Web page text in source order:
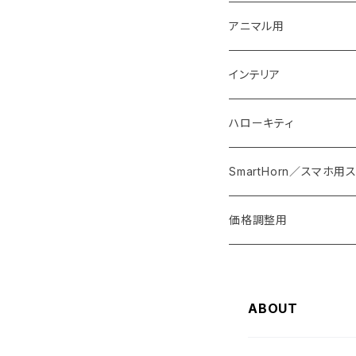
丼・鉢
マドラー
おはじき
紐
スプーン・フォーク・カト
イヤリング・ノンホール
ピアス
ストラップ
ブローチ
アニマル用
梟用水入れ
インテリア
ウエルカムプレート
花器
椅子・テーブル
植木鉢
ハローキティ
皿
バッグ
SmartHorn／スマホ用
価格調整用
ABOUT